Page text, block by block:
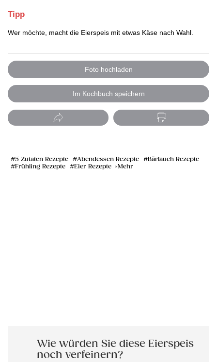
Tipp
Wer möchte, macht die Eierspeis mit etwas Käse nach Wahl.
Foto hochladen
Im Kochbuch speichern
5 Zutaten Rezepte Abendessen Rezepte
Bärlauch Rezepte
Frühling Rezepte
Eier Rezepte Mehr
Wie würden Sie diese Eierspeis
noch verfeinern?